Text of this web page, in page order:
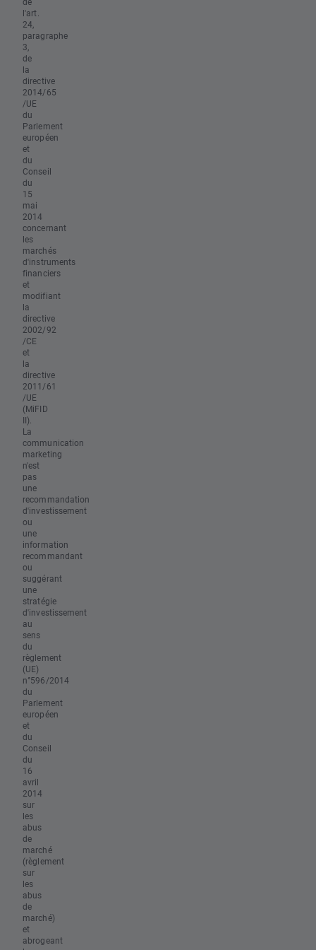
l'art.
24,
paragraphe
3,
de
la
directive
2014/65
/UE
du
Parlement
européen
et
du
Conseil
du
15
mai
2014
concernant
les
marchés
d'instruments
financiers
et
modifiant
la
directive
2002/92
/CE
et
la
directive
2011/61
/UE
(MiFID
II).
La
communication
marketing
n'est
pas
une
recommandation
d'investissement
ou
une
information
recommandant
ou
suggérant
une
stratégie
d'investissement
au
sens
du
règlement
(UE)
n°596/2014
du
Parlement
européen
et
du
Conseil
du
16
avril
2014
sur
les
abus
de
marché
(règlement
sur
les
abus
de
marché)
et
abrogeant